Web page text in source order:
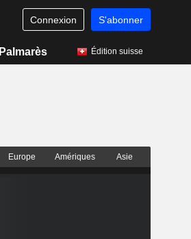
Connexion S'abonner
Palmarès Édition suisse
Europe Amériques Asie